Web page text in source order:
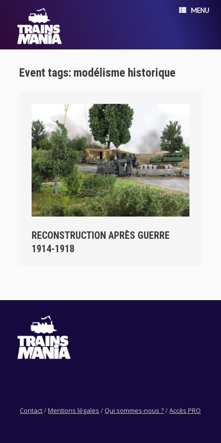
MENU
Event tags: modélisme historique
RECONSTRUCTION APRÈS GUERRE
1914-1918
Contact/Mentions légales / Qui sommes-nous ?/Accès PRO